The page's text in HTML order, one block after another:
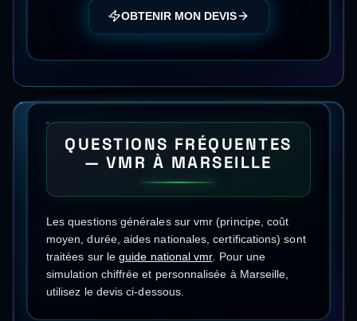
OBTENIR MON DEVIS
QUESTIONS FRÉQUENTES
—VMR À MARSEILLE
Les questions générales sur vmr (principe, coût
moyen, durée, aides nationales, certifications) sont
traitées sur le guide nationalvmr. Pour une
simulation chiffrée et personnalisée à Marseille,
utilisez le devis ci-dessous.